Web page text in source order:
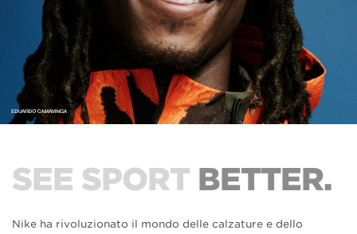
SEE SPORT BETTER.
Nike ha rivoluzionato il mondo delle calzature e dello